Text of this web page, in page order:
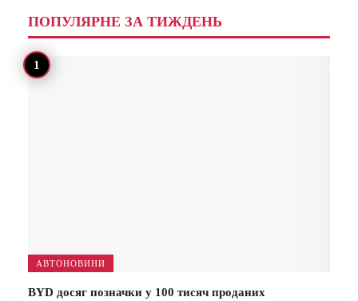
ПОПУЛЯРНЕ ЗА ТИЖДЕНЬ
АВТОНОВИНИ
BYD досяг позначки у 100 тисяч проданих